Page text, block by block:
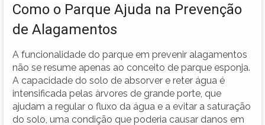
Como o Parque Ajuda na Prevenção
de Alagamentos
A funcionalidade do parque em prevenir alagamentos
não se resume apenas ao conceito de parque esponja.
A capacidade do solo de absorver e reter água é
intensificada pelas àrvores de grande porte, que
ajudam a regular o fluxo da água e a evitar a saturação
do solo, uma condição que poderia causar danos em